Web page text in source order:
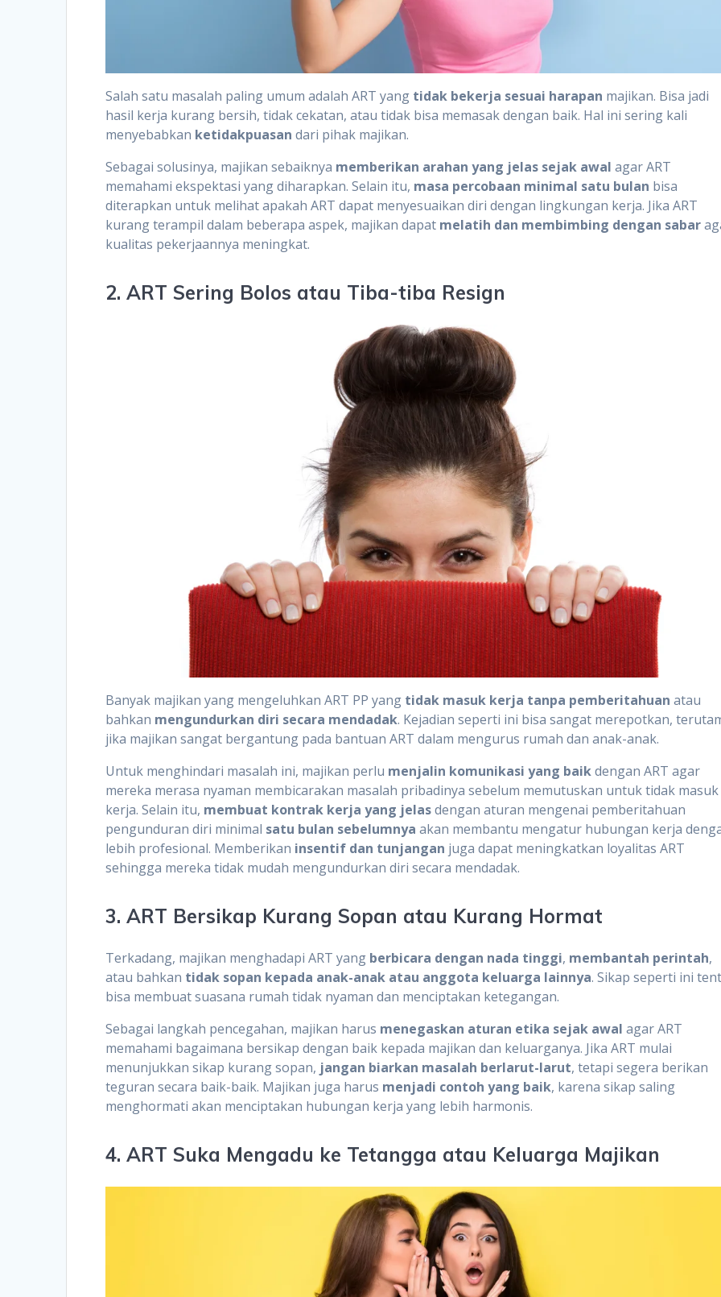
Salah satu masalah paling umum adalah ART yang tidak bekerja sesuai harapan majikan. Bisa jadi
hasil kerja kurang bersih, tidak cekatan, atau tidak bisa memasak dengan baik. Hal ini sering kali
menyebabkan ketidakpuasan dari pihak majikan.
Sebagai solusinya, majikan sebaiknya memberikan arahan yang jelas sejak awal agar ART
memahami ekspektasi yang diharapkan. Selain itu, masa percobaan minimal satu bulan bisa
diterapkan untuk melihat apakah ART dapat menyesuaikan diri dengan lingkungan kerja. Jika ART
kurang terampil dalam beberapa aspek, majikan dapat melatih dan membimbing dengan sabar
kualitas pekerjaannya meningkat.
2. ART Sering Bolos atau Tiba-tiba Resign
Banyak majikan yang mengeluhkan ART PP yang tidak masuk kerja tanpa pemberitahuan atau
bahkan mengundurkan diri secara mendadak. Kejadian seperti ini bisa sangat merepotkan,
jika majikan sangat bergantung pada bantuan ART dalam mengurus rumah dan anak-anak.
Untuk menghindari masalah ini, majikan perlu menjalin komunikasi yang baikdengan ART agar
mereka merasa nyaman membicarakan masalah pribadinya sebelum memutuskan untuk tidak masuk
kerja. Selain itu, membuat kontrak kerja yang jelasdengan aturan mengenai pemberitahuan
pengunduran diri minimal satu bulan sebelumnya akan membantu mengatur hubungan kerja
lebih profesional. Memberikan insentif dan tunjangan juga dapat meningkatkan loyalitas ART
sehingga mereka tidak mudah mengundurkan diri secara mendadak.
3. ART Bersikap Kurang Sopan atau Kurang Hormat
Terkadang, majikan menghadapi ART yang berbicara dengan nada tinggi, membantah perintah,
atau bahkan tidak sopan kepada anak-anak atau anggota keluarga lainnya. Sikap seperti ini
bisa membuat suasana rumah tidak nyaman dan menciptakan ketegangan.
Sebagai langkah pencegahan, majikan harus menegaskan aturan etika sejak awal agar ART
memahami bagaimana bersikap dengan baik kepada majikan dan keluarganya. Jika ART mulai
menunjukkan sikap kurang sopan, jangan biarkan masalah berlarut-larut, tetapi segera berikan
teguran secara baik-baik. Majikan juga harus menjadi contoh yang baik, karena sikap saling
menghormati akan menciptakan hubungan kerja yang lebih harmonis.
4. ART Suka Mengadu ke Tetangga atau Keluarga Majikan